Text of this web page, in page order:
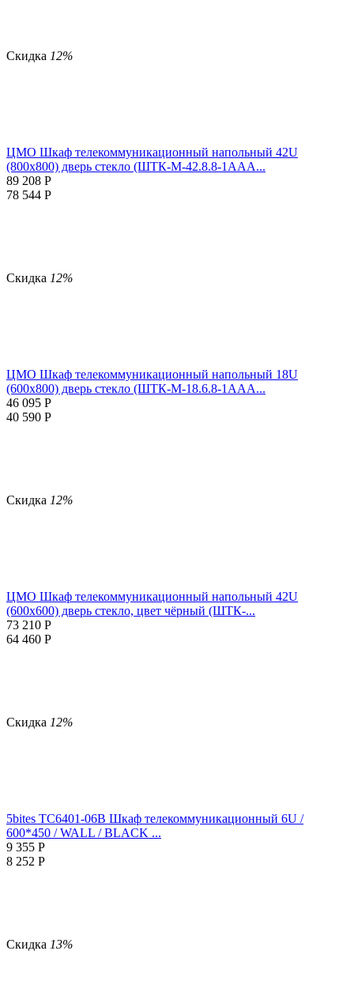
Скидка 12%
ЦМО Шкаф телекоммуникационный напольный 42U
(800x800) дверь стекло (ШТК-М-42.8.8-1ААА...
89 208 Р
78 544 Р
Скидка 12%
ЦМО Шкаф телекоммуникационный напольный 18U
(600x800) дверь стекло (ШТК-М-18.6.8-1AAA...
46 095 Р
40 590 Р
Скидка 12%
ЦМО Шкаф телекоммуникационный напольный 42U
(600x600) дверь стекло, цвет чёрный (ШТК-...
73 210 Р
64 460 Р
Скидка 12%
5bites TC6401-06B Шкаф телекоммуникационный 6U /
600*450 / WALL / BLACK ...
9 355 Р
8 252 Р
Скидка 13%